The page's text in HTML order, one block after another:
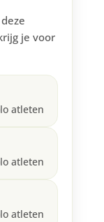
je voor
atleten
atleten
atleten